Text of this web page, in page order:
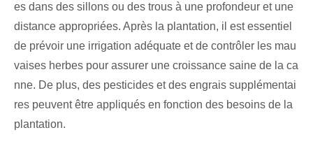
es dans des sillons ou des trous à une profondeur et une
distance appropriées. Après la plantation, il est essentiel
de prévoir une irrigation adéquate et de contrôler les mau
vaises herbes pour assurer une croissance saine de la ca
nne. De plus, des pesticides et des engrais supplémentai
res peuvent être appliqués en fonction des besoins de la
plantation.